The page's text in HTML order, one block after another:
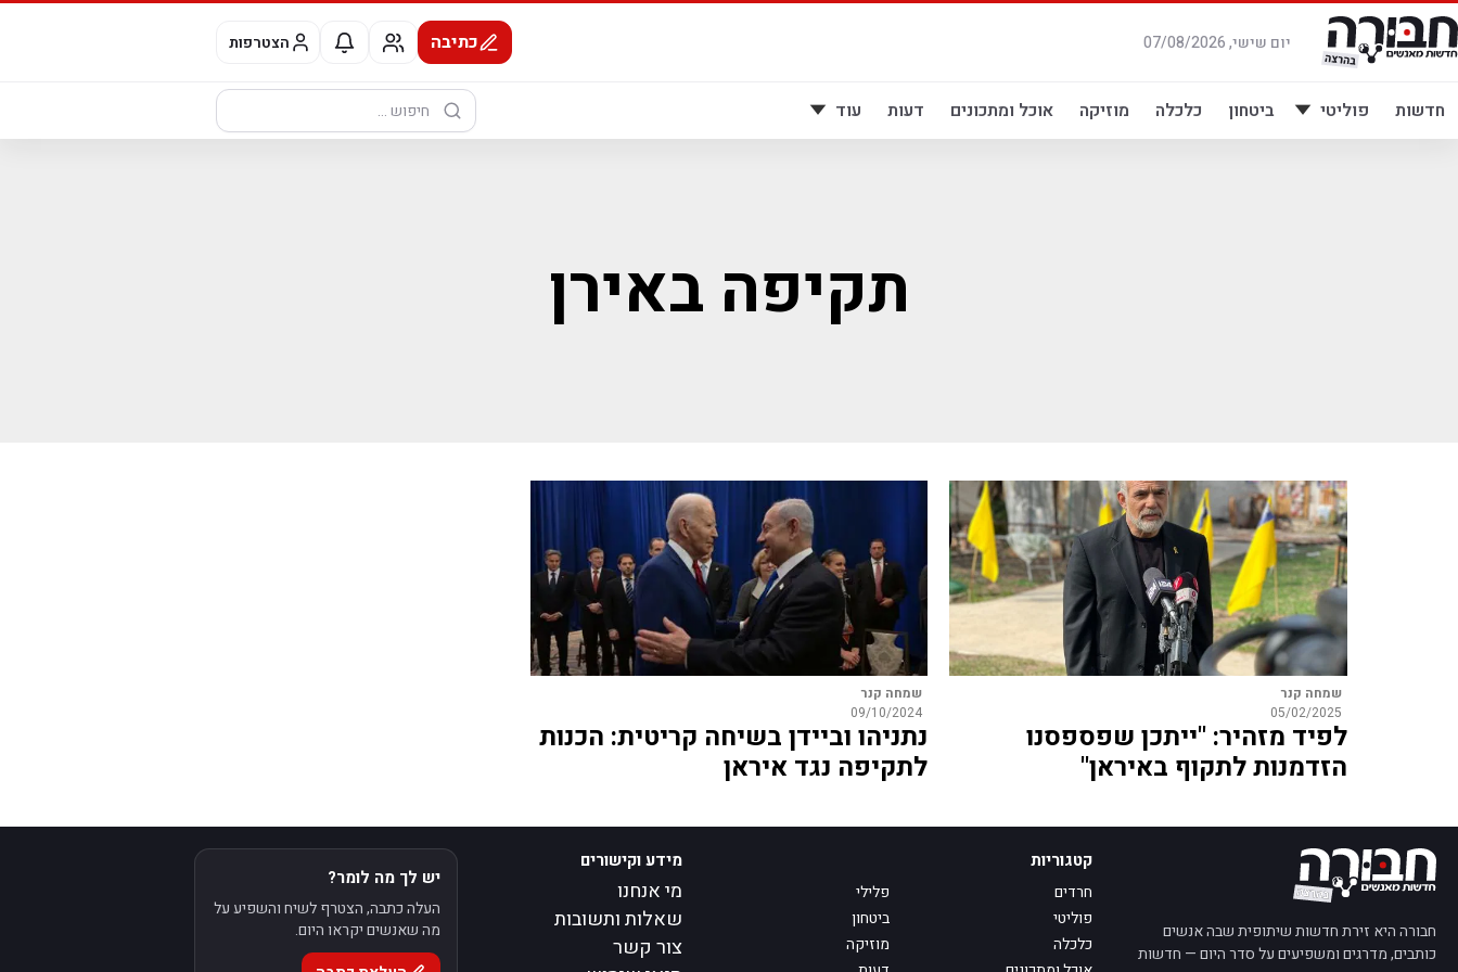
דלג
לתוכן
יום שישי, 07/08/2026 כתיבה הצטרפות
חדשות פוליטי ביטחון כלכלה מוזיקה אוכל ומתכונים דעות עוד
חיפוש:
תקיפה באירן
שמחה קנר
05/02/2025
לפיד מזהיר: "ייתכן שפספסנו
הזדמנות לתקוף באיראן"
שמחה קנר
09/10/2024
נתניהו וביידן בשיחה קריטית: הכנות
לתקיפה נגד איראן
חבורה היא זירת חדשות שיתופית שבה אנשים
כותבים, מדרגים ומשפיעים על סדר היום — חדשות
קטגוריות
חרדים
פלילי
פוליטי
ביטחון
כלכלה
מוזיקה
מידע וקישורים
מי אנחנו
שאלות ותשובות
צור קשר
יש לך מה לומר?
העלה כתבה, הצטרף לשיח והשפיע על
מה שאנשים יקראו היום.